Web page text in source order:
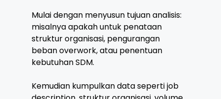
Mulai dengan menyusun tujuan analisis:
misalnya apakah untuk penataan
struktur organisasi, pengurangan
beban overwork, atau penentuan
kebutuhan SDM.
Kemudian kumpulkan data seperti job